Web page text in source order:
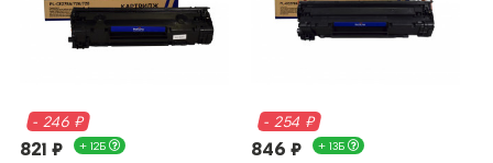
- 246 ₽
821 ₽ + 12Б
- 254 ₽
846 ₽ + 13Б